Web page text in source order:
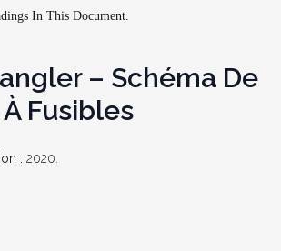
In This Document.
– Schéma De
Fusibles
: 2020.